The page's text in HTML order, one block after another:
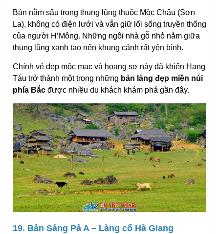
Bản nằm sâu trong thung lũng thuộc Mộc Châu (Sơn
La), không có điện lưới và vẫn giữ lối sống truyền thống
của người H’Mông. Những ngôi nhà gỗ nhỏ nằm giữa
thung lũng xanh tạo nên khung cảnh rất yên bình.
Chính vẻ đẹp mộc mạc và hoang sơ này đã khiến Hang
Táu trở thành một trong những bản làng đẹp miền núi
phía Bắc được nhiều du khách khám phá gần đây.
19. Bản Sảng Pả A – Làng cổ Hà Giang